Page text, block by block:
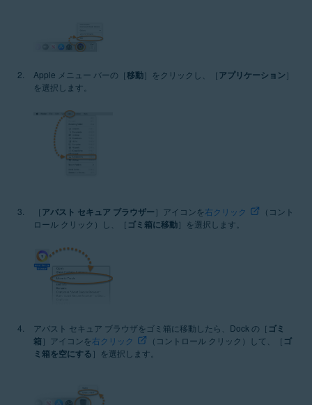
Apple メニュー バーの［移動］をクリックし、［ アプリケーション ］
を選択します。
［ アバスト セキュア ブラウザー ］アイコンを右クリック
（コント
ロール クリック）し、［ ゴミ箱に移動］を選択します。
アバスト セキュア ブラウザをゴミ箱に移動したら、Dock の［ ゴミ
箱］アイコンを右クリック （コントロール クリック）して、［ ゴ
ミ箱を空にする ］を選択します。